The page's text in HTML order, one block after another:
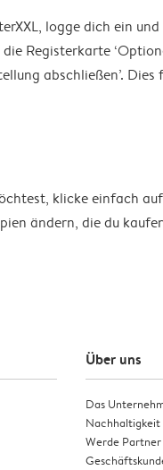
logge dich ein
Registerkarte
abschließen’.
klicke einfach auf
ändern, die du
Über uns
Das
Nachhaltigkeit
Werde Partner